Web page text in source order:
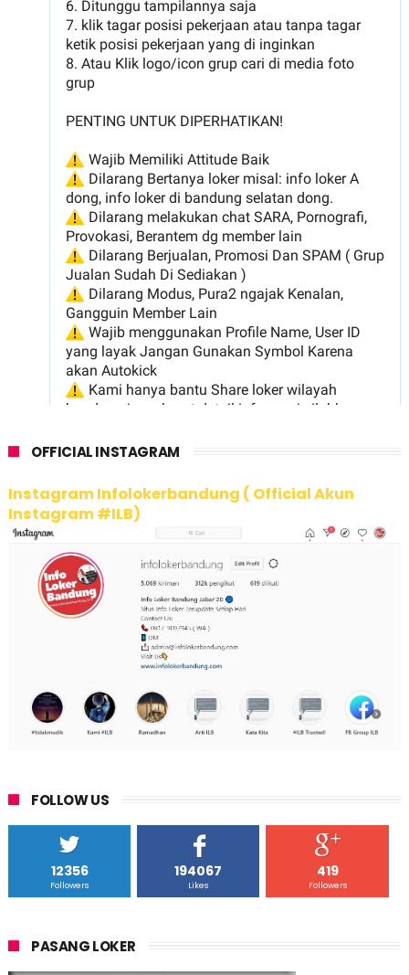
OFFICIAL INSTAGRAM
Instagram Infolokerbandung ( Official Akun
Instagram #ILB)
FOLLOW US
12356
Followers
194067
Likes
419
Followers
PASANG LOKER